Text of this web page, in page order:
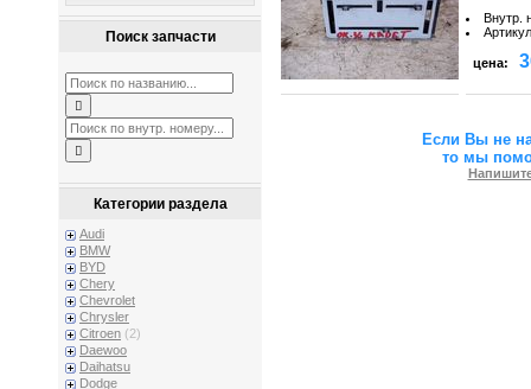
Поиск запчасти
Категории раздела
Audi
BMW
BYD
Chery
Chevrolet
Chrysler
Citroen (2)
Daewoo
Daihatsu
Dodge
Внутр.
Артикул
цена:
Если Вы не
то мы